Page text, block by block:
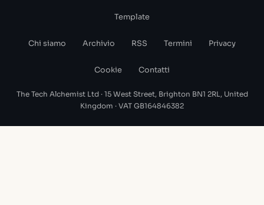
Template
Chi siamo Archivio RSS Termini Privacy
Cookie Contatti
The Tech Alchemist Ltd · 15 West Street, Brighton BN1 2RL, United
Kingdom · VAT GB164846382